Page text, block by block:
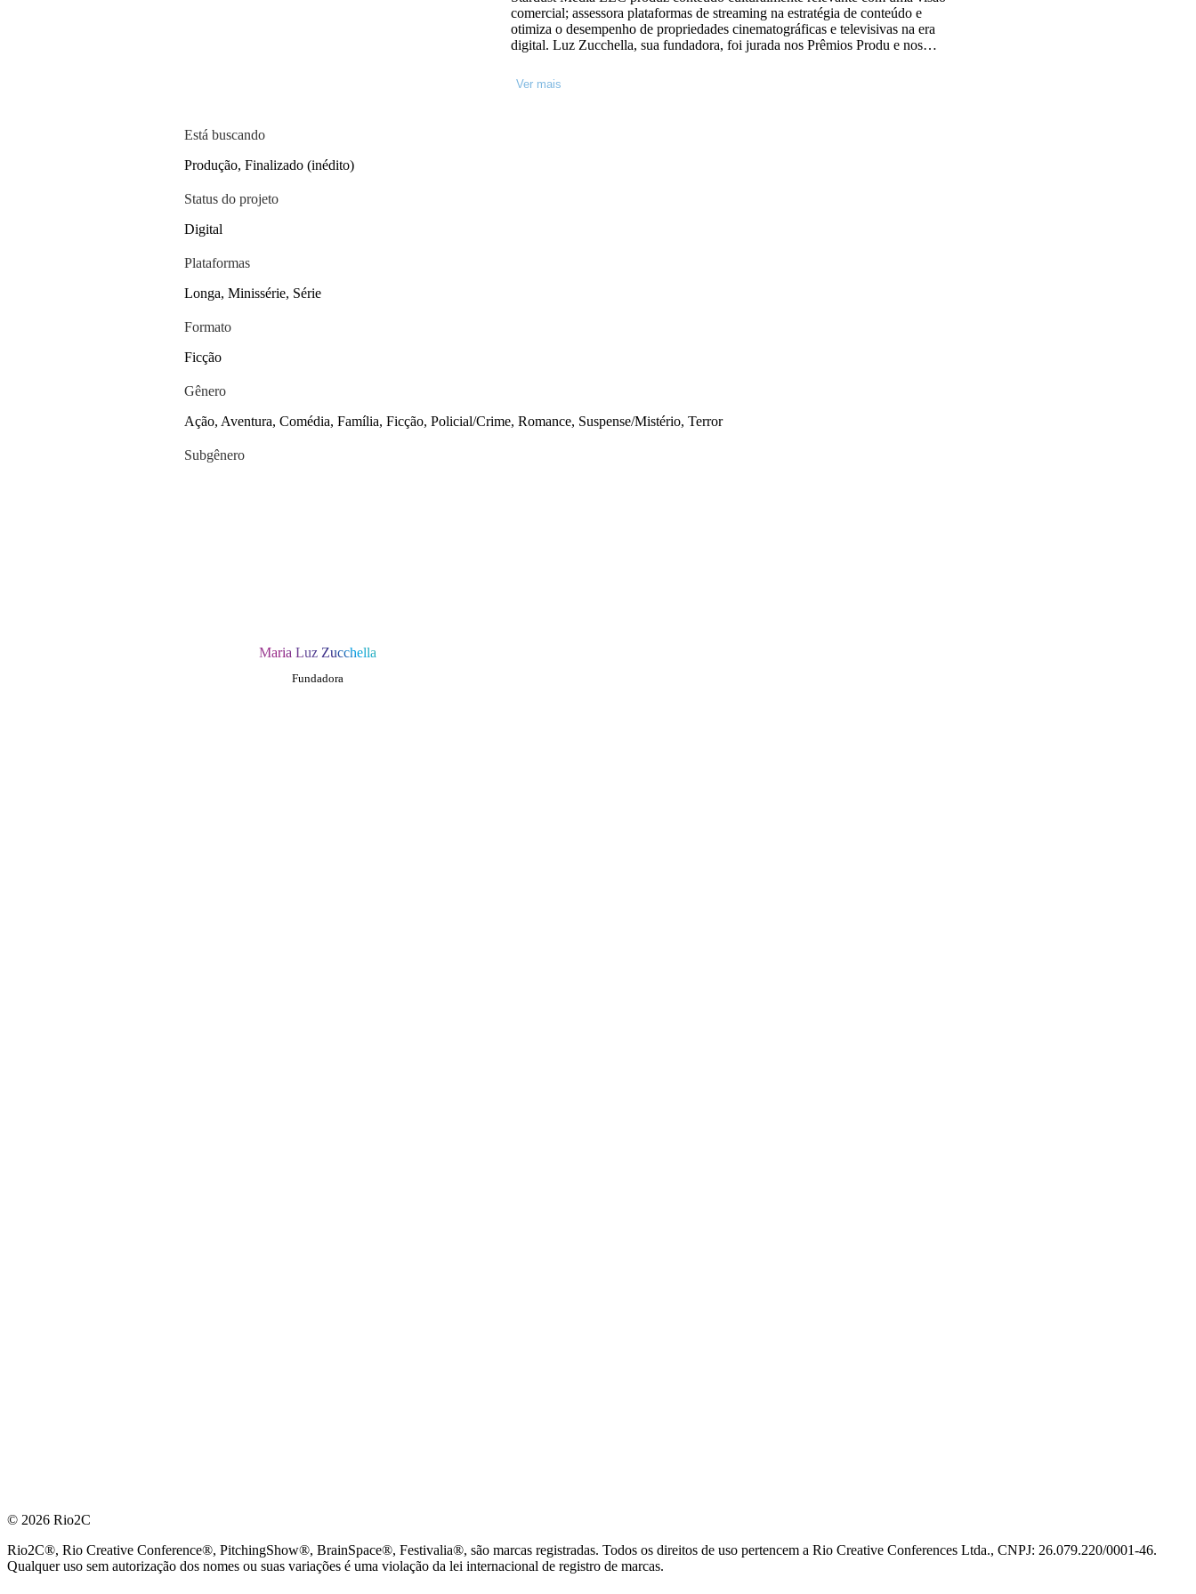
comercial; assessora plataformas de streaming na estratégia de conteúdo e
otimiza o desempenho de propriedades cinematográficas e televisivas na era
digital. Luz Zucchella, sua fundadora, foi jurada nos Prêmios Produ e nos
latino nos Estados Unidos, produziu mais de 30 filmes e filmes para TV, e
liderou o lançamento da Sky na Argentina, acumulando mais de 20 anos de
Ver mais
Está buscando
Produção, Finalizado (inédito)
Status do projeto
Digital
Plataformas
Longa, Minissérie, Série
Formato
Ficção
Gênero
Ação, Aventura, Comédia, Família, Ficção, Policial/Crime, Romance, Suspense/Mistério, Terror
Subgênero
Maria Luz Zucchella
Fundadora
© 2026 Rio2C
Rio2C®, Rio Creative Conference®, PitchingShow®, BrainSpace®, Festivalia®, são marcas registradas. Todos os direitos de uso pertencem a Rio Creative Conferences Ltda., CNPJ: 26.079.220/0001-46.
Qualquer uso sem autorização dos nomes ou suas variações é uma violação da lei internacional de registro de marcas.